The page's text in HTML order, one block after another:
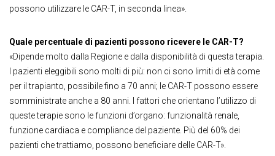
possono utilizzare le CAR-T, in seconda linea».
Quale percentuale di pazienti possono ricevere le CAR-T?
«Dipende molto dalla Regione e dalla disponibilità di questa terapia.
I pazienti eleggibili sono molti di più: non ci sono limiti di età come
per il trapianto, possibile fino a 70 anni; le CAR-T possono essere
somministrate anche a 80 anni. I fattori che orientano l’utilizzo di
queste terapie sono le funzioni d’organo: funzionalità renale,
funzione cardiaca e compliance del paziente. Più del 60% dei
pazienti che trattiamo, possono beneficiare delle CAR-T».